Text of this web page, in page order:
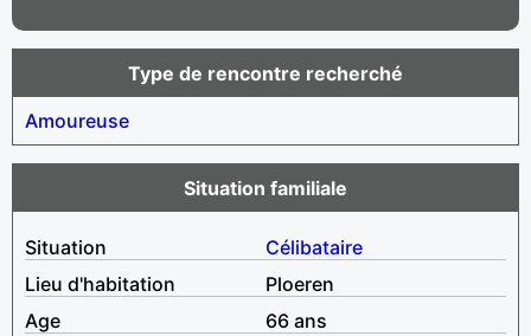
Type de rencontre recherché
Amoureuse
Situation familiale
Situation
Célibataire
Lieu d'habitation
Ploeren
Age
66 ans